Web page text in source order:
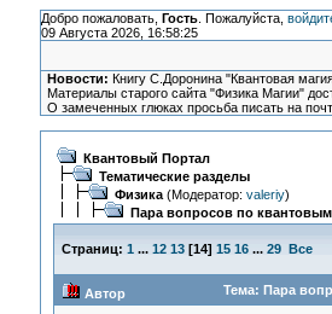
Добро пожаловать, Гость. Пожалуйста,
09 Августа 2026, 16:58:25
Новости: Книгу С.Доронина "Квантовая
Материалы старого сайта "Физика Магии"
О замеченных глюках просьба писать на
Квантовый Портал
Тематические разделы
Физика(Модератор: valeriy)
Пара вопросов по
Страниц: 1 ... 12 13[14] 15 16 ... 29 Все
Автор Тема: Пара